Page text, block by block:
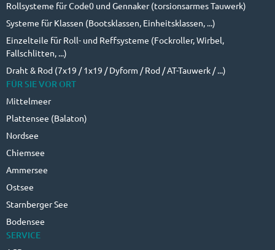
Rollsysteme für Code0 und Gennaker (torsionsarmes Tauwerk)
Systeme für Klassen (Bootsklassen, Einheitsklassen, ...)
Einzelteile für Roll- und Reffsysteme (Fockroller, Wirbel,
Fallschlitten, ...)
Draht & Rod (7x19 / 1x19 / Dyform / Rod / AT-Tauwerk / ...)
FÜR SIE VOR ORT
Mittelmeer
Plattensee (Balaton)
Nordsee
Chiemsee
Ammersee
Ostsee
Starnberger See
Bodensee
SERVICE